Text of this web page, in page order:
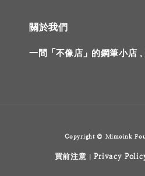
關於我們
一間「不像店」的鋼筆小店
Copyright © Mimoink
買前注意 Privacy